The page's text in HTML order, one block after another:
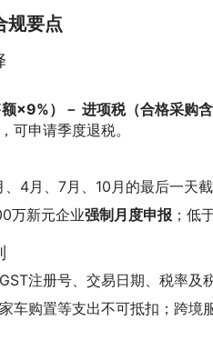
规要点
×9%）－ 进项税（合格采购含
可申请季度退税。
、4月、7月、10月的最后一天截
万新元企业强制月度申报 ；低
注册号、交易日期、税率及
车购置等支出不可抵扣；跨境